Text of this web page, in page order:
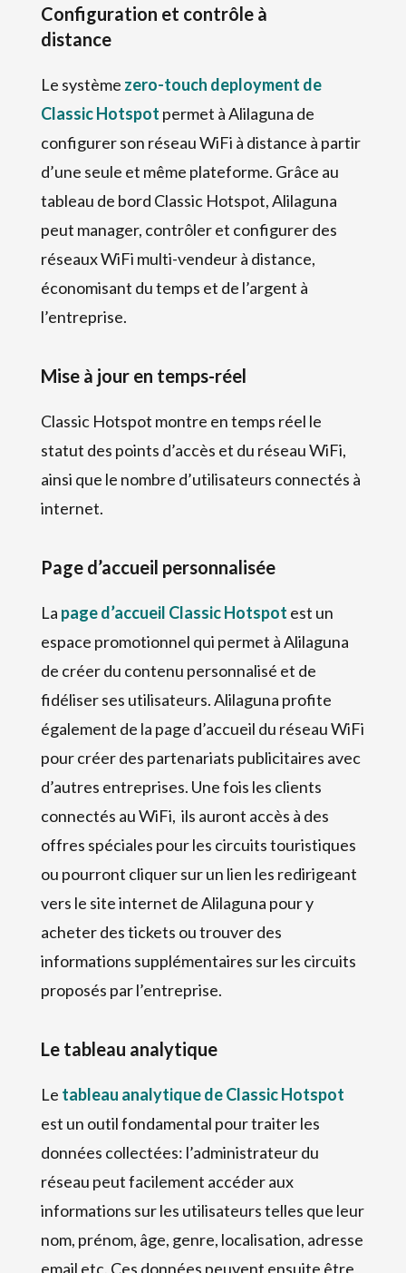
Configuration et contrôle à
distance
Le système zero-touch deployment de
Classic Hotspot permet à Alilaguna de
configurer son réseau WiFi à distance à partir
d’une seule et même plateforme. Grâce au
tableau de bord Classic Hotspot, Alilaguna
peut manager, contrôler et configurer des
réseaux WiFi multi-vendeur à distance,
économisant du temps et de l’argent à
l’entreprise.
Mise à jour en temps-réel
Classic Hotspot montre en temps réel le
statut des points d’accès et du réseau WiFi,
ainsi que le nombre d’utilisateurs connectés à
internet.
Page d’accueil personnalisée
La page d’accueil Classic Hotspot est un
espace promotionnel qui permet à Alilaguna
de créer du contenu personnalisé et de
fidéliser ses utilisateurs. Alilaguna profite
également de la page d’accueil du réseau WiFi
pour créer des partenariats publicitaires avec
d’autres entreprises. Une fois les clients
connectés au WiFi, ils auront accès à des
offres spéciales pour les circuits touristiques
ou pourront cliquer sur un lien les redirigeant
vers le site internet de Alilaguna pour y
acheter des tickets ou trouver des
informations supplémentaires sur les circuits
proposés par l’entreprise.
Le tableau analytique
Le tableau analytique de Classic Hotspot
est un outil fondamental pour traiter les
données collectées: l’administrateur du
réseau peut facilement accéder aux
informations sur les utilisateurs telles que leur
nom, prénom, âge, genre, localisation, adresse
email etc. Ces données peuvent ensuite être